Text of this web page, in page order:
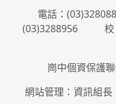
電話：
(03)3288956 校
崗中個資保護
網站管理：資訊